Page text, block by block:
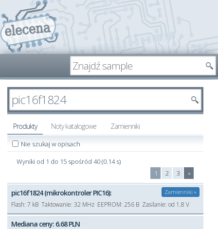
Produkty Noty katalogowe Zamienniki
Nie szukaj w opisach
Wyniki od 1 do 15 spośród 40 (0.14 s)
1
2 3 »
Zamienniki »
pic16f1824 (mikrokontroler PIC16):
Flash: 7 kB Taktowanie: 32 MHz EEPROM: 256 B Zasilanie: od 1.8 V
Mediana ceny: 6.68 PLN